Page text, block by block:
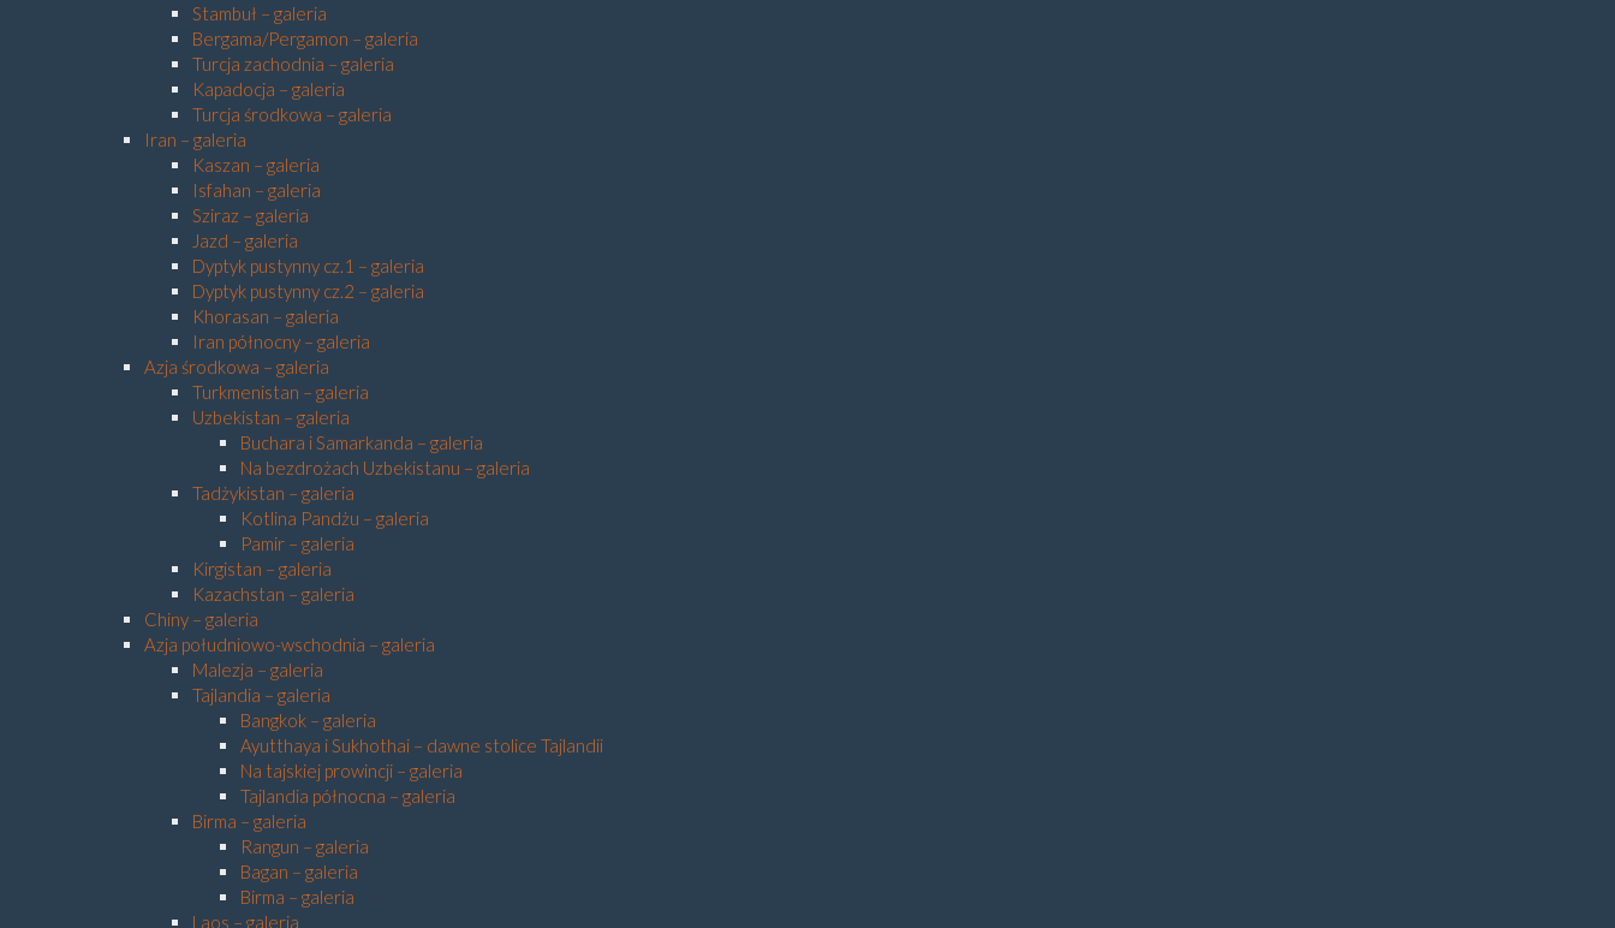
Stambuł – galeria
Bergama/Pergamon – galeria
Turcja zachodnia – galeria
Kapadocja – galeria
Turcja środkowa – galeria
Iran – galeria
Kaszan – galeria
Isfahan – galeria
Sziraz – galeria
Jazd – galeria
Dyptyk pustynny cz.1 – galeria
Dyptyk pustynny cz.2 – galeria
Khorasan – galeria
Iran północny – galeria
Azja środkowa – galeria
Turkmenistan – galeria
Uzbekistan – galeria
Buchara i Samarkanda – galeria
Na bezdrożach Uzbekistanu – galeria
Tadżykistan – galeria
Kotlina Pandżu – galeria
Pamir – galeria
Kirgistan – galeria
Kazachstan – galeria
Chiny – galeria
Azja południowo-wschodnia – galeria
Malezja – galeria
Tajlandia – galeria
Bangkok – galeria
Ayutthaya i Sukhothai – dawne stolice Tajlandii
Na tajskiej prowincji – galeria
Tajlandia północna – galeria
Birma – galeria
Rangun – galeria
Bagan – galeria
Birma – galeria
Laos – galeria